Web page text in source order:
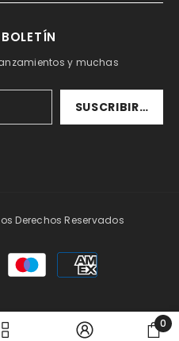
y muchas
SUSCRIBIRSE
Derechos Reservados
Formas
de
0